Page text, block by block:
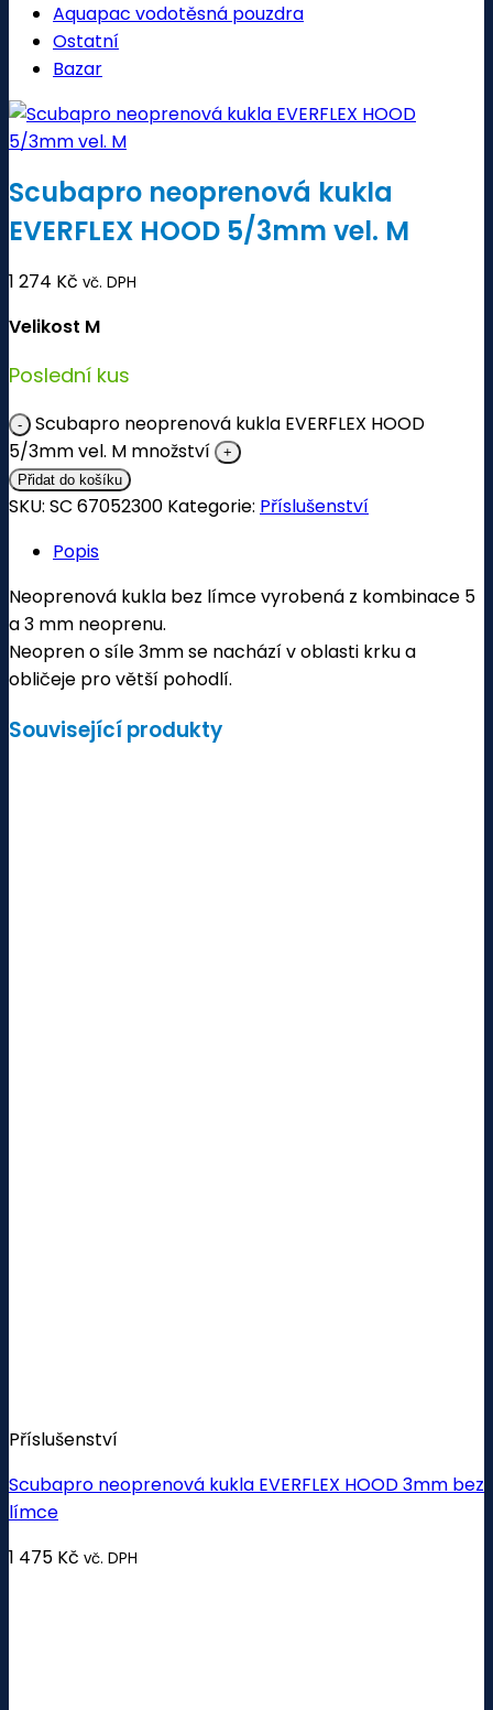
Aquapac vodotěsná pouzdra
Ostatní
Bazar
Scubapro neoprenová kukla
EVERFLEX HOOD 5/3mm vel. M
1 274 Kč vč. DPH
Velikost M
Poslední kus
Scubapro neoprenová kukla EVERFLEX HOOD
5/3mm vel. M množství
Přidat do košíku
SKU: SC 67052300 Kategorie: Příslušenství
Popis
Neoprenová kukla bez límce vyrobená z kombinace 5
a 3 mm neoprenu.
Neopren o síle 3mm se nachází v oblasti krku a
obličeje pro větší pohodlí.
Související produkty
Příslušenství
Scubapro neoprenová kukla EVERFLEX HOOD 3mm bez
límce
1 475 Kč vč. DPH